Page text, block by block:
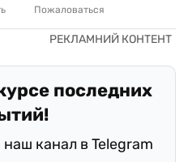
Пожаловаться
последних
канал в Telegram